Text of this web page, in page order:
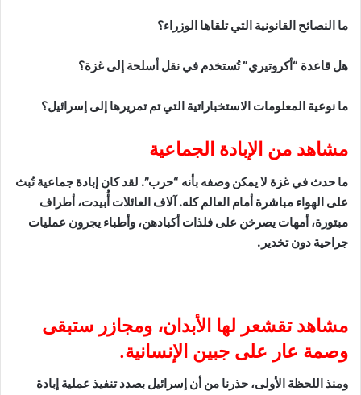
ما النصائح القانونية التي تلقاها الوزراء؟
هل قاعدة “أكروتيري” تُستخدم في نقل أسلحة إلى غزة؟
ما نوعية المعلومات الاستخباراتية التي تم تمريرها إلى إسرائيل؟
مشاهد من الإبادة الجماعية
ما حدث في غزة لا يمكن وصفه بأنه “حرب”. لقد كان إبادة جماعية تُبث
على الهواء مباشرة أمام العالم كله. آلاف العائلات أُبيدت، أطراف
مبتورة، أمهات يصرخن على فلذات أكبادهن، وأطباء يجرون عمليات
جراحية دون تخدير.
مشاهد تقشعر لها الأبدان، ومجازر ستبقى
وصمة عار على جبين الإنسانية.
ومنذ اللحظة الأولى، حذرنا من أن إسرائيل بصدد تنفيذ عملية إبادة